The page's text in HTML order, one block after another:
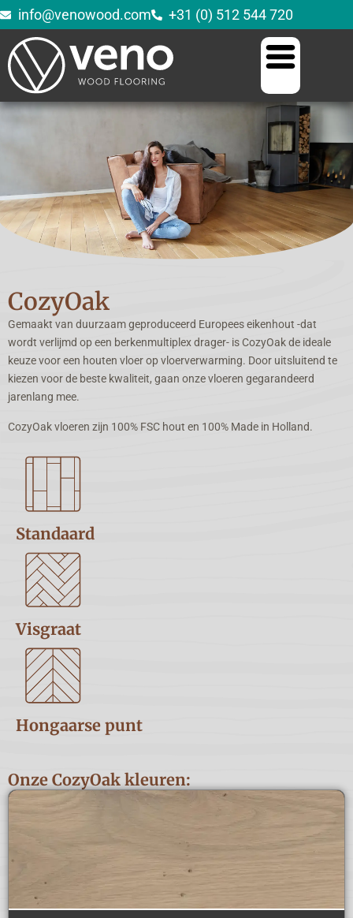
info@venowood.com +31 (0) 512 544 720
CozyOak
Gemaakt van duurzaam geproduceerd Europees eikenhout -dat
wordt verlijmd op een berkenmultiplex drager- is CozyOak de ideale
keuze voor een houten vloer op vloerverwarming. Door uitsluitend te
kiezen voor de beste kwaliteit, gaan onze vloeren gegarandeerd
jarenlang mee.
CozyOak vloeren zijn 100% FSC hout en 100% Made in Holland.
Standaard
Visgraat
Hongaarse punt
Onze CozyOak kleuren: